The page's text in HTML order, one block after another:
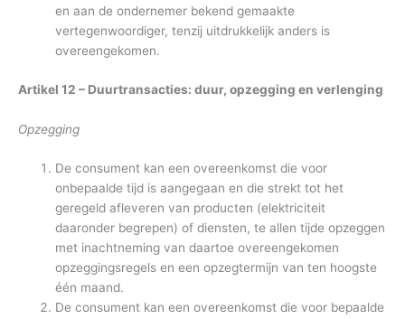
en aan de ondernemer bekend gemaakte
vertegenwoordiger, tenzij uitdrukkelijk anders is
overeengekomen.
Artikel 12 – Duurtransacties: duur, opzegging en verlenging
Opzegging
De consument kan een overeenkomst die voor
onbepaalde tijd is aangegaan en die strekt tot het
geregeld afleveren van producten (elektriciteit
daaronder begrepen) of diensten, te allen tijde opzeggen
met inachtneming van daartoe overeengekomen
opzeggingsregels en een opzegtermijn van ten hoogste
één maand.
De consument kan een overeenkomst die voor bepaalde